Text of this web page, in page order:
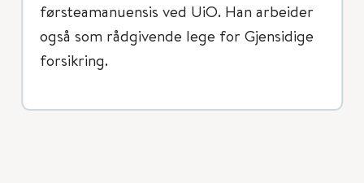
førsteamanuensis ved UiO. Han arbeider
også som rådgivende lege for Gjensidige
forsikring.